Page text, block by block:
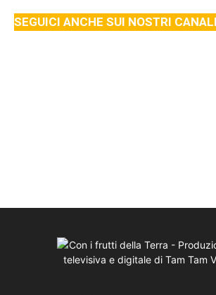
SEGUICI ANCHE SUI NOSTRI